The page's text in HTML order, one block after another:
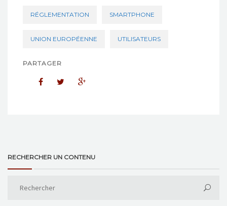
RÉGLEMENTATION SMARTPHONE
UNION EUROPÉENNE UTILISATEURS
PARTAGER
RECHERCHER UN CONTENU